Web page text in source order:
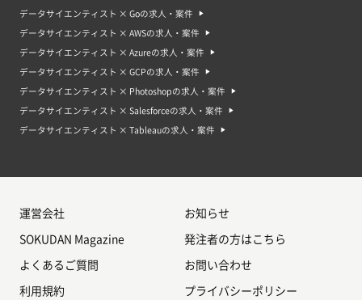
データサイエンティスト × Goの求人・案件
データサイエンティスト × AWSの求人・案件
データサイエンティスト × Azureの求人・案件
データサイエンティスト × GCPの求人・案件
データサイエンティスト × Photoshopの求人・案件
データサイエンティスト × Salesforceの求人・案件
データサイエンティスト × Tableauの求人・案件
運営会社 お知らせ
SOKUDAN Magazine 発注者の方はこちら
よくあるご質問 お問い合わせ
利用規約 プライバシーポリシー